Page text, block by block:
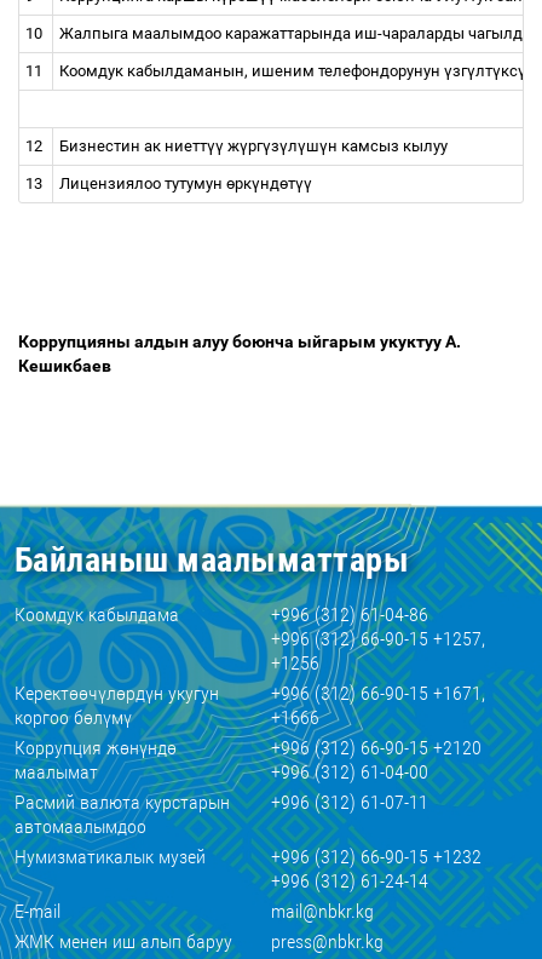
10 Жалпыга маалымдоо каражаттарында иш-чараларды
11 Коомдук кабылдаманын, ишеним телефондорунун үзгүлтүксү
12 Бизнестин ак ниеттүү жүргүзүлүшүн камсыз кылуу
13 Лицензиялоо тутумун өркүндөтүү
Коррупцияны алдын алуу боюнча ыйгарым укуктуу А.
Кешикбаев
Байланыш маалыматтары
Коомдук кабылдама
+996 (312) 61-04-86
+996 (312) 66-90-15 +1257,
+1256
Керектөөчүлөрдүн укугун
коргоо бөлүмү
+996 (312) 66-90-15 +1671,
+1666
Коррупция жөнүндө
маалымат
+996 (312) 66-90-15 +2120
+996 (312) 61-04-00
Расмий валюта курстарын
автомаалымдоо
+996 (312) 61-07-11
Нумизматикалык музей
+996 (312) 66-90-15 +1232
+996 (312) 61-24-14
E-mail
mail@nbkr.kg
ЖМК менен иш алып баруу
press@nbkr.kg